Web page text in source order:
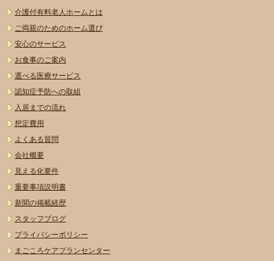
介護付有料老人ホームとは
ご両親のためのホーム選び
安心のサービス
お食事のご案内
選べる医療サービス
認知症予防への取組
入居までの流れ
想定費用
よくある質問
会社概要
見える化要件
重要事項説明書
新聞の掲載経歴
スタッフブログ
プライバシーポリシー
まごころケアプランセンター